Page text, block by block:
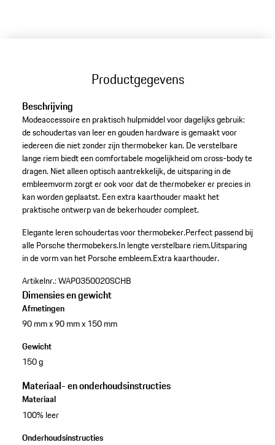
Productgegevens
Beschrijving
Modeaccessoire en praktisch hulpmiddel voor dagelijks gebruik:
de schoudertas van leer en gouden hardware is gemaakt voor
iedereen die niet zonder zijn thermobeker kan. De verstelbare
lange riem biedt een comfortabele mogelijkheid om cross-body te
dragen. Niet alleen optisch aantrekkelijk, de uitsparing in de
embleemvorm zorgt er ook voor dat de thermobeker er precies in
kan worden geplaatst. Een extra kaarthouder maakt het
praktische ontwerp van de bekerhouder compleet.
Elegante leren schoudertas voor thermobeker.Perfect passend bij
alle Porsche thermobekers.In lengte verstelbare riem.Uitsparing
in de vorm van het Porsche embleem.Extra kaarthouder.
Artikelnr.:WAP0350020SCHB
Dimensies en gewicht
Afmetingen
90 mm x 90 mm x 150 mm
Gewicht
150 g
Materiaal- en onderhoudsinstructies
Materiaal
100% leer
Onderhoudsinstructies